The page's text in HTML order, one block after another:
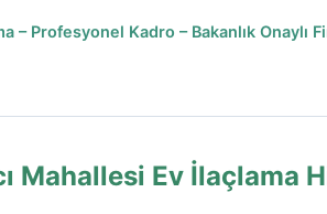
– Profesyonel Kadro – Bakanlık Onaylı
Mahallesi Ev İlaçlama